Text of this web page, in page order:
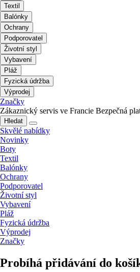
Textil
Balónky
Ochrany
Podporovatel
Životní styl
Vybavení
Pláž
Fyzická údržba
Výprodej
Značky
Zákaznický servis ve Francie Bezpečná
Hledat
Skvělé nabídky
Novinky
Boty
Textil
Balónky
Ochrany
Podporovatel
Životní styl
Vybavení
Pláž
Fyzická údržba
Výprodej
Značky
Probíhá přidávání do